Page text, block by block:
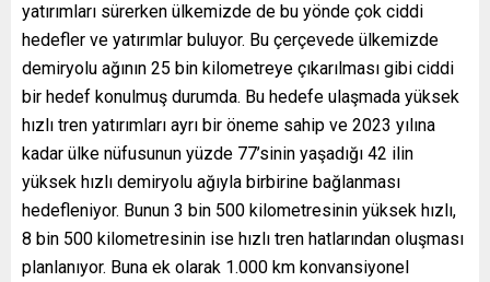
yatırımları sürerken ülkemizde de bu yönde çok ciddi
hedefler ve yatırımlar buluyor. Bu çerçevede ülkemizde
demiryolu ağının 25 bin kilometreye çıkarılması gibi ciddi
bir hedef konulmuş durumda. Bu hedefe ulaşmada yüksek
hızlı tren yatırımları ayrı bir öneme sahip ve 2023 yılına
kadar ülke nüfusunun yüzde 77’sinin yaşadığı 42 ilin
yüksek hızlı demiryolu ağıyla birbirine bağlanması
hedefleniyor. Bunun 3 bin 500 kilometresinin yüksek hızlı,
8 bin 500 kilometresinin ise hızlı tren hatlarından oluşması
planlanıyor. Buna ek olarak 1.000 km konvansiyonel